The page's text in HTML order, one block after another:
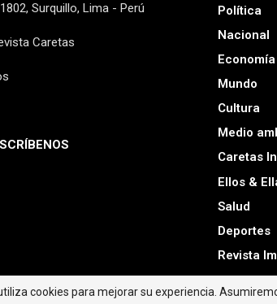
Surquillo, Lima - Perú
Caretas
Política
Nacional
Economía
Mundo
Cultura
Medio
Caretas
Ellos &
Salud
Deportes
Revista
cookies para mejorar su experiencia.